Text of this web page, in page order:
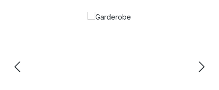
Bildergalerie überspringen